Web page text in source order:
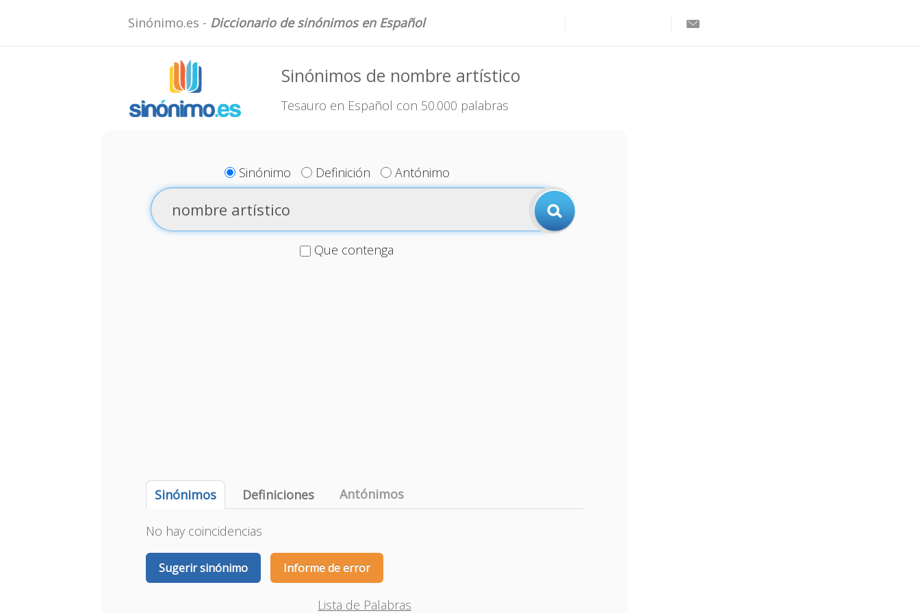
Sinónimo.es - Diccionario de sinónimos en Español
Sinónimos de nombre artístico
Tesauro en Español con 50.000 palabras
Sinónimo Definición Antónimo
Que contenga
Sinónimos Definiciones Antónimos
No hay coincidencias
Sugerir sinónimo Informe de error
Lista de Palabras